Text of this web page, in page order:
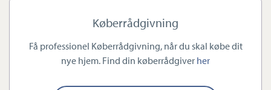
Står du foran et boligkøb, kan vi også hjælpe dig. Vi er
certificerede køberrådgivere, hvilket er din garanti for god og
grundig køberrådgivning. Vi er i stand til trygt og sikkert at
Køberrådgivning
Få professionel Køberrådgivning, når du skal købe dit
nye hjem. Find din køberrådgiver her